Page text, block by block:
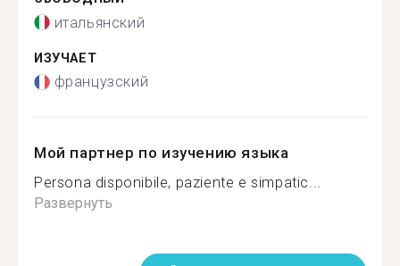
итальянский
ИЗУЧАЕТ
французский
Мой партнер по изучению языка
Persona disponibile, paziente e simpatic...
Развернуть